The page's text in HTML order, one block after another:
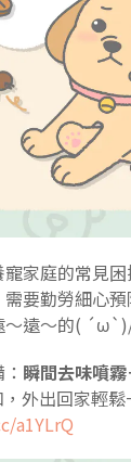
家庭的常見困
要勤勞細心預
～遠～的(
瞬間去味噴霧
外出回家輕鬆
a1YLrQ